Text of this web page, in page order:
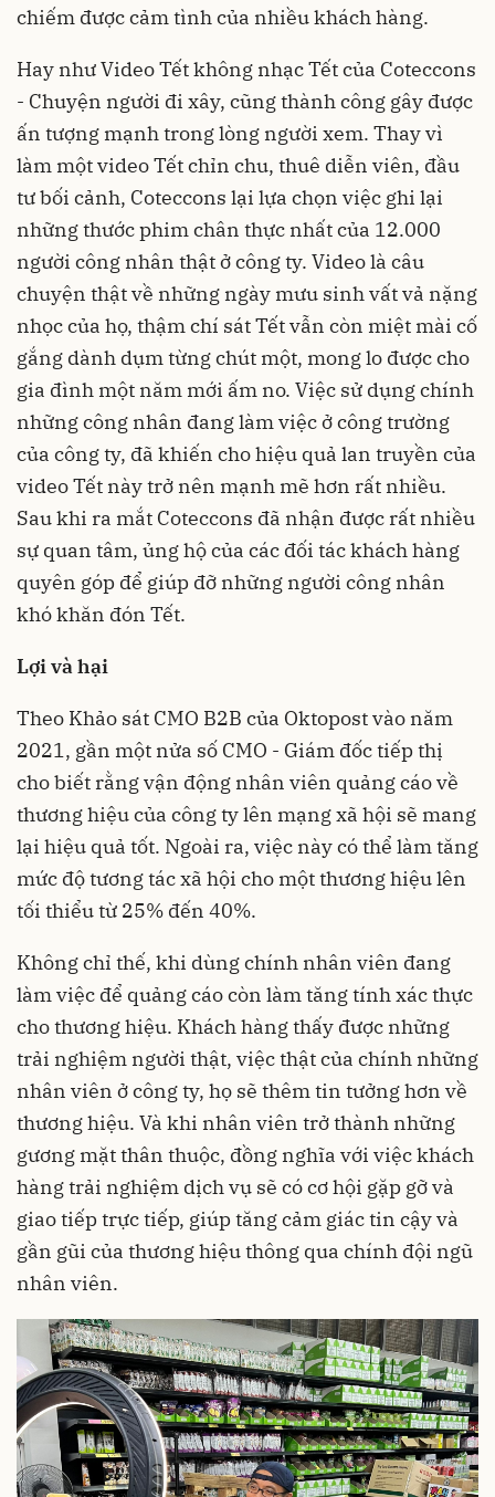
chiếm được cảm tình của nhiều khách hàng.
Hay như Video Tết không nhạc Tết của Coteccons
- Chuyện người đi xây, cũng thành công gây được
ấn tượng mạnh trong lòng người xem. Thay vì
làm một video Tết chỉn chu, thuê diễn viên, đầu
tư bối cảnh, Coteccons lại lựa chọn việc ghi lại
những thước phim chân thực nhất của 12.000
người công nhân thật ở công ty. Video là câu
chuyện thật về những ngày mưu sinh vất vả nặng
nhọc của họ, thậm chí sát Tết vẫn còn miệt mài cố
gắng dành dụm từng chút một, mong lo được cho
gia đình một năm mới ấm no. Việc sử dụng chính
những công nhân đang làm việc ở công trường
của công ty, đã khiến cho hiệu quả lan truyền của
video Tết này trở nên mạnh mẽ hơn rất nhiều.
Sau khi ra mắt Coteccons đã nhận được rất nhiều
sự quan tâm, ủng hộ của các đối tác khách hàng
quyên góp để giúp đỡ những người công nhân
khó khăn đón Tết.
Lợi và hại
Theo Khảo sát CMO B2B của Oktopost vào năm
2021, gần một nửa số CMO - Giám đốc tiếp thị
cho biết rằng vận động nhân viên quảng cáo về
thương hiệu của công ty lên mạng xã hội sẽ mang
lại hiệu quả tốt. Ngoài ra, việc này có thể làm tăng
mức độ tương tác xã hội cho một thương hiệu lên
tối thiểu từ 25% đến 40%.
Không chỉ thế, khi dùng chính nhân viên đang
làm việc để quảng cáo còn làm tăng tính xác thực
cho thương hiệu. Khách hàng thấy được những
trải nghiệm người thật, việc thật của chính những
nhân viên ở công ty, họ sẽ thêm tin tưởng hơn về
thương hiệu. Và khi nhân viên trở thành những
gương mặt thân thuộc, đồng nghĩa với việc khách
hàng trải nghiệm dịch vụ sẽ có cơ hội gặp gỡ và
giao tiếp trực tiếp, giúp tăng cảm giác tin cậy và
gần gũi của thương hiệu thông qua chính đội ngũ
nhân viên.